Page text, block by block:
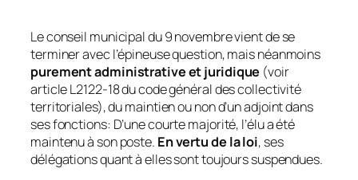
Le conseil municipal du 9 novembre vient de se
terminer avec l’épineuse question, mais néanmoins
purement administrative et juridique (voir
article L2122-18 du code général des collectivité
territoriales), du maintien ou non d’un adjoint dans
ses fonctions: D’une courte majorité, l’élu a été
maintenu à son poste. En vertu de la loi, ses
délégations quant à elles sont toujours suspendues.